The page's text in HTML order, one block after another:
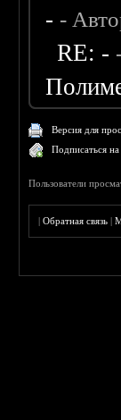
- -
RE: -
Версия для
Подписаться
Пользователи
|Обратная связь |